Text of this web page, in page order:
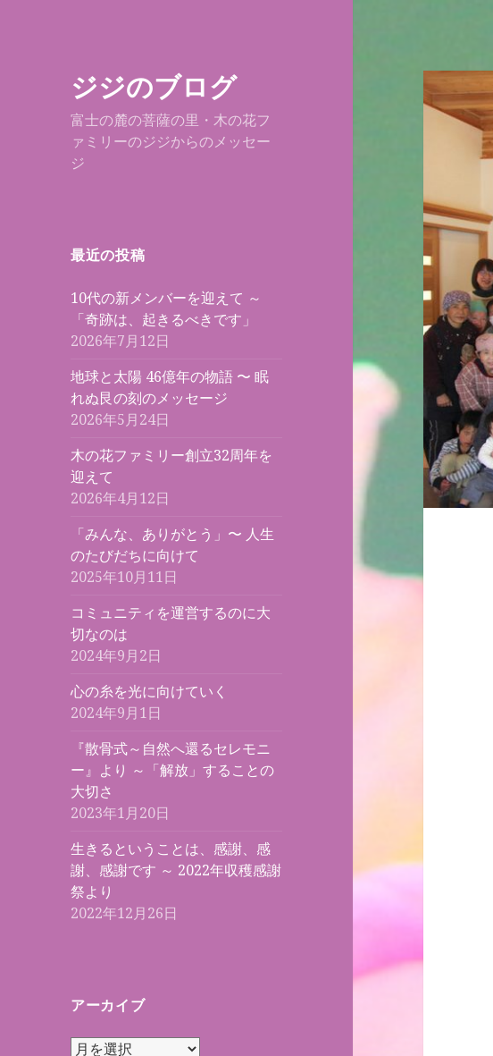
ジジのブログ
富士の麓の菩薩の里・木の花フ
ァミリーのジジからのメッセー
ジ
最近の投稿
10代の新メンバーを迎えて ～
「奇跡は、起きるべきです」
2026年7月12日
地球と太陽 46億年の物語 〜 眠
れぬ艮の刻のメッセージ
2026年5月24日
木の花ファミリー創立32周年を
迎えて
2026年4月12日
「みんな、ありがとう」〜 人生
のたびだちに向けて
2025年10月11日
コミュニティを運営するのに大
切なのは
2024年9月2日
心の糸を光に向けていく
2024年9月1日
『散骨式～自然へ還るセレモニ
ー』より ～「解放」することの
大切さ
2023年1月20日
生きるということは、感謝、感
謝、感謝です ～ 2022年収穫感謝
祭より
2022年12月26日
アーカイブ
ア